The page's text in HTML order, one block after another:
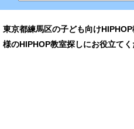
東京都練馬区の子ども向け
様のHIPHOP教室探しにお役立てく